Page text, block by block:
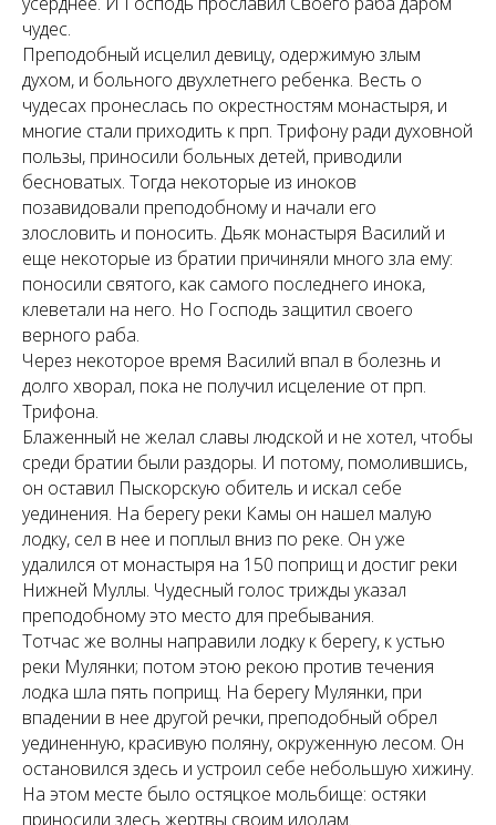
чудес.
Преподобный исцелил девицу, одержимую злым
духом, и больного двухлетнего ребенка. Весть о
чудесах пронеслась по окрестностям монастыря, и
многие стали приходить к прп. Трифону ради духовной
пользы, приносили больных детей, приводили
бесноватых. Тогда некоторые из иноков
позавидовали преподобному и начали его
злословить и поносить. Дьяк монастыря Василий и
еще некоторые из братии причиняли много зла ему:
поносили святого, как самого последнего инока,
клеветали на него. Но Господь защитил своего
верного раба.
Через некоторое время Василий впал в болезнь и
долго хворал, пока не получил исцеление от прп.
Трифона.
Блаженный не желал славы людской и не хотел, чтобы
среди братии были раздоры. И потому, помолившись,
он оставил Пыскорскую обитель и искал себе
уединения. На берегу реки Камы он нашел малую
лодку, сел в нее и поплыл вниз по реке. Он уже
удалился от монастыря на 150 поприщ и достиг реки
Нижней Муллы. Чудесный голос трижды указал
преподобному это место для пребывания.
Тотчас же волны направили лодку к берегу, к устью
реки Мулянки; потом этою рекою против течения
лодка шла пять поприщ. На берегу Мулянки, при
впадении в нее другой речки, преподобный обрел
уединенную, красивую поляну, окруженную лесом. Он
остановился здесь и устроил себе небольшую хижину.
На этом месте было остяцкое мольбище: остяки
приносили здесь жертвы своим идолам.